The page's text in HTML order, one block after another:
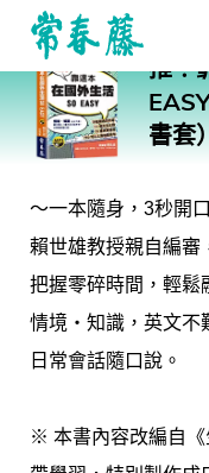
回常春藤首頁 推！
書套
～一本隨身，3秒開
賴世雄教授親自編審
把握零碎時間，輕鬆
情境‧知識，英文不
日常會話隨口說。
※ 本書內容改編自